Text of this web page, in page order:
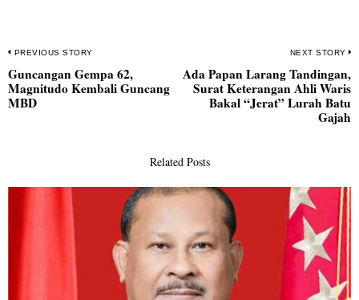
Navigasi
pos
PREVIOUS STORY
Previous
post:
Guncangan Gempa 62,
Magnitudo Kembali Guncang
MBD
NEXT STORY
Ada Papan Larang Tandingan,
Surat Keterangan Ahli Waris
Bakal “Jerat” Lurah Batu
Gajah
Related Posts